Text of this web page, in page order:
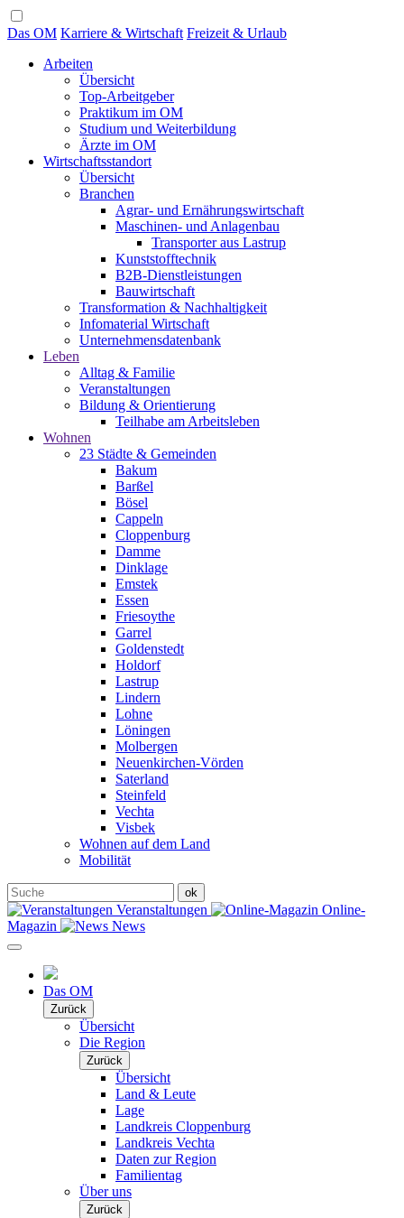
Das OM Karriere & Wirtschaft Freizeit & Urlaub
Arbeiten
Übersicht
Top-Arbeitgeber
Praktikum im OM
Studium und Weiterbildung
Ärzte im OM
Wirtschaftsstandort
Übersicht
Branchen
Agrar- und Ernährungswirtschaft
Maschinen- und Anlagenbau
Transporter aus Lastrup
Kunststofftechnik
B2B-Dienstleistungen
Bauwirtschaft
Transformation & Nachhaltigkeit
Infomaterial Wirtschaft
Unternehmensdatenbank
Leben
Alltag & Familie
Veranstaltungen
Bildung & Orientierung
Teilhabe am Arbeitsleben
Wohnen
23 Städte & Gemeinden
Bakum
Barßel
Bösel
Cappeln
Cloppenburg
Damme
Dinklage
Emstek
Essen
Friesoythe
Garrel
Goldenstedt
Holdorf
Lastrup
Lindern
Lohne
Löningen
Molbergen
Neuenkirchen-Vörden
Saterland
Steinfeld
Vechta
Visbek
Wohnen auf dem Land
Mobilität
Veranstaltungen
Online-
Magazin
News
Das OM
Zurück
Übersicht
Die Region
Zurück
Übersicht
Land & Leute
Lage
Landkreis Cloppenburg
Landkreis Vechta
Daten zur Region
Familientag
Über uns
Zurück